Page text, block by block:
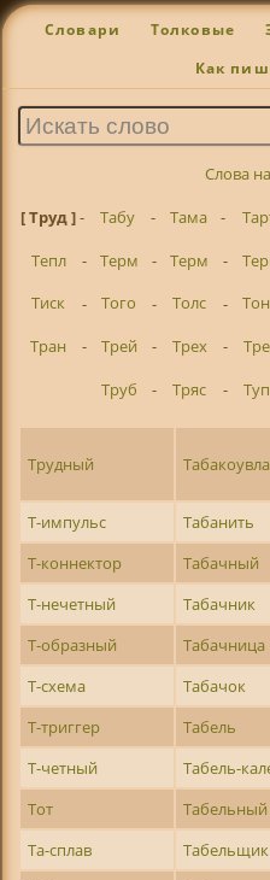
Словари Толковые
Как
Слова
[ Труд ]- Табу - Тама -
Тепл
- Терм - Терм -
Тиск
- Того - Толс -
Тран
- Трей - Трех -
Труб
- Тряс -
Трудный
Т-импульс
Табанить
Т-коннектор
Табачный
Т-нечетный
Табачник
Т-образный
Табачница
Т-схема
Табачок
Т-триггер
Табель
Т-четный
Табель-
Тот
Табельный
Та-сплав
Табельщик